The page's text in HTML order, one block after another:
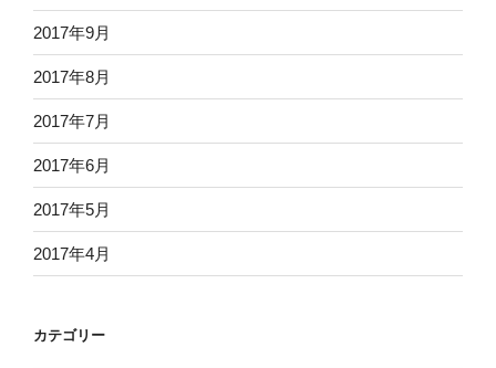
2017年9月
2017年8月
2017年7月
2017年6月
2017年5月
2017年4月
カテゴリー